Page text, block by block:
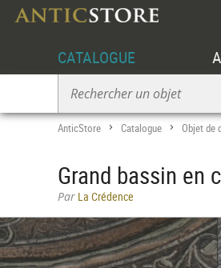
CATALOGUE
AnticStore > Catalogue > Objet de
Grand bassin en
Par La Crédence